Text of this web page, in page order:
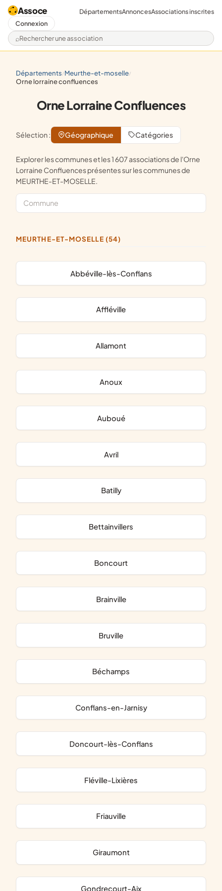
Assoce
Rechercher une association
DépartementsAnnoncesAssociations inscrites
Connexion
départements/ meurthe-et-moselle/
orne lorraine confluences
Orne Lorraine Confluences
Sélection : Géographique Catégories
Explorer les communes et les 1 607 associations de l'Orne
Lorraine Confluences présentes sur les communes de
MEURTHE-ET-MOSELLE.
MEURTHE-ET-MOSELLE (54)
Abbéville-lès-Conflans
Affléville
Allamont
Anoux
Auboué
Avril
Batilly
Bettainvillers
Boncourt
Brainville
Bruville
Béchamps
Conflans-en-Jarnisy
Doncourt-lès-Conflans
Fléville-Lixières
Friauville
Giraumont
Gondrecourt-Aix